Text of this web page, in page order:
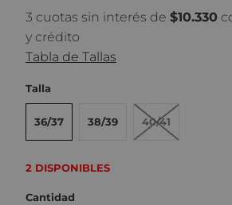
3 cuotas sin interés de $10.330
y crédito
Tabla de Tallas
Talla
36/37 38/39 40/41
2 DISPONIBLES
Cantidad